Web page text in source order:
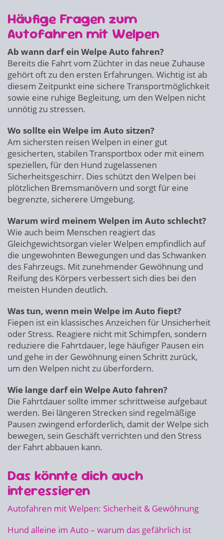
Häufige Fragen zum
Autofahren mit Welpen
Ab wann darf ein Welpe Auto fahren?
Bereits die Fahrt vom Züchter in das neue Zuhause
gehört oft zu den ersten Erfahrungen. Wichtig ist ab
diesem Zeitpunkt eine sichere Transportmöglichkeit
sowie eine ruhige Begleitung, um den Welpen nicht
unnötig zu stressen.
Wo sollte ein Welpe im Auto sitzen?
Am sichersten reisen Welpen in einer gut
gesicherten, stabilen Transportbox oder mit einem
speziellen, für den Hund zugelassenen
Sicherheitsgeschirr. Dies schützt den Welpen bei
plötzlichen Bremsmanövern und sorgt für eine
begrenzte, sicherere Umgebung.
Warum wird meinem Welpen im Auto schlecht?
Wie auch beim Menschen reagiert das
Gleichgewichtsorgan vieler Welpen empfindlich auf
die ungewohnten Bewegungen und das Schwanken
des Fahrzeugs. Mit zunehmender Gewöhnung und
Reifung des Körpers verbessert sich dies bei den
meisten Hunden deutlich.
Was tun, wenn mein Welpe im Auto fiept?
Fiepen ist ein klassisches Anzeichen für Unsicherheit
oder Stress. Reagiere nicht mit Schimpfen, sondern
reduziere die Fahrtdauer, lege häufiger Pausen ein
und gehe in der Gewöhnung einen Schritt zurück,
um den Welpen nicht zu überfordern.
Wie lange darf ein Welpe Auto fahren?
Die Fahrtdauer sollte immer schrittweise aufgebaut
werden. Bei längeren Strecken sind regelmäßige
Pausen zwingend erforderlich, damit der Welpe sich
bewegen, sein Geschäft verrichten und den Stress
der Fahrt abbauen kann.
Das könnte dich auch
interessieren
Autofahren mit Welpen: Sicherheit & Gewöhnung
Hund alleine im Auto – warum das gefährlich ist